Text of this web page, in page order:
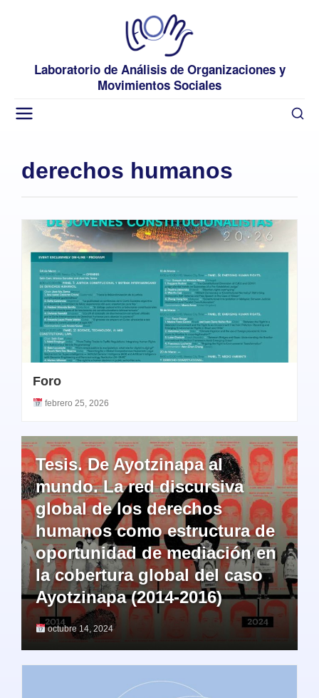
Laboratorio de Análisis de Organizaciones y
Movimientos Sociales
derechos humanos
Foro
febrero 25, 2026
Tesis. De Ayotzinapa al
mundo. La red discursiva
global de los derechos
humanos como estructura de
oportunidad de mediación en
la cobertura global del caso
Ayotzinapa (2014-2016)
octubre 14, 2024